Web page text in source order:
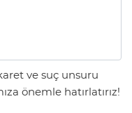
ve suç unsuru
önemle hatırlatırız!